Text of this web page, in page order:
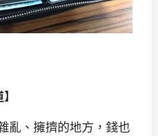
亂、擁擠的地方，錢也